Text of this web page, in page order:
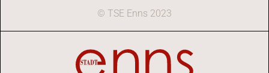
© TSE Enns 2023